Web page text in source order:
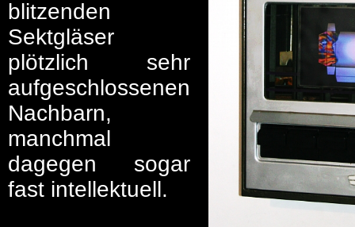
blitzenden
Sektgläser
plötzlich sehr
aufgeschlossenen
Nachbarn,
manchmal
dagegen sogar
fast intellektuell.